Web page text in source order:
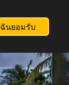
ฉันยอมรับ